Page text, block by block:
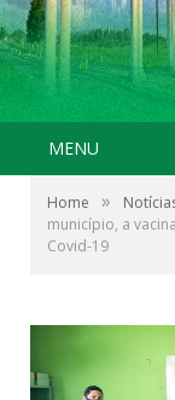
MENU
Home »
município, a
Covid-19